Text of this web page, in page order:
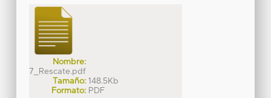
Nombre:
7_Rescate.pdf
Tamaño: 148.5Kb
Formato: PDF